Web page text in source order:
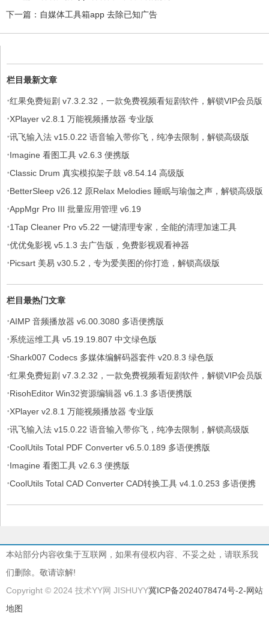
下一篇： 自媒体工具箱app 去除已知广告
栏目最新文章
·红果免费短剧 v7.3.2.32，一款免费视频看短剧软件，解锁VIP会员版
·XPlayer v2.8.1 万能视频播放器 专业版
·讯飞输入法 v15.0.22 语音输入带你飞，纯净去限制，解锁高级版
·Imagine 看图工具 v2.6.3 便携版
·Classic Drum 真实模拟架子鼓 v8.54.14 高级版
·BetterSleep v26.12 原Relax Melodies 睡眠与瑜伽之声，解锁高级版
·AppMgr Pro III 批量应用管理 v6.19
·1Tap Cleaner Pro v5.22 一键清理专家，全能的清理加速工具
·优优兔影视 v5.1.3 去广告版，免费影视观看神器
·Picsart 美易 v30.5.2，专为爱美图的你打造，解锁高级版
栏目最热门文章
·AIMP 音频播放器 v6.00.3080 多语便携版
·系统运维工具 v5.19.19.807 中文绿色版
·Shark007 Codecs 多媒体编解码器套件 v20.8.3 绿色版
·红果免费短剧 v7.3.2.32，一款免费视频看短剧软件，解锁VIP会员版
·RisohEditor Win32资源编辑器 v6.1.3 多语便携版
·XPlayer v2.8.1 万能视频播放器 专业版
·讯飞输入法 v15.0.22 语音输入带你飞，纯净去限制，解锁高级版
·CoolUtils Total PDF Converter v6.5.0.189 多语便携版
·Imagine 看图工具 v2.6.3 便携版
·CoolUtils Total CAD Converter CAD转换工具 v4.1.0.253 多语便携
本站部分内容收集于互联网，如果有侵权内容、不妥之处，请联系我
们删除。敬请谅解!
Copyright © 2024 技术YY网 JISHUYY冀ICP备2024078474号-2-网站
地图